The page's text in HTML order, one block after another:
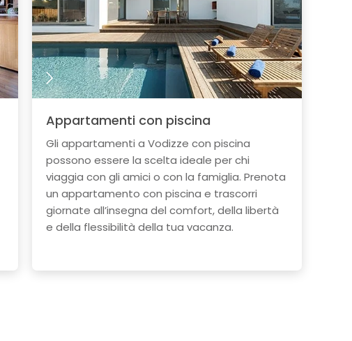
Appartamenti con piscina
Gli appartamenti a Vodizze con piscina
possono essere la scelta ideale per chi
viaggia con gli amici o con la famiglia. Prenota
un appartamento con piscina e trascorri
giornate all’insegna del comfort, della libertà
e della flessibilità della tua vacanza.